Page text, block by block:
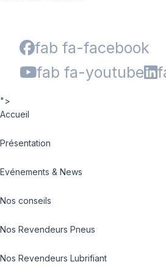
fab fa-facebook
fab fa-youtube
">
Accueil
Présentation
Evénements & News
Nos conseils
Nos Revendeurs Pneus
Nos Revendeurs Lubrifiant